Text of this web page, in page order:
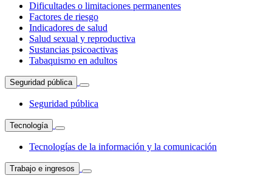
Dificultades o limitaciones permanentes
Factores de riesgo
Indicadores de salud
Salud sexual y reproductiva
Sustancias psicoactivas
Tabaquismo en adultos
Seguridad pública
Seguridad pública
Tecnología
Tecnologías de la información y la comunicación
Trabajo e ingresos